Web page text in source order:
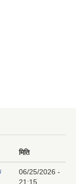
मिति
06/25/2026 -
21:15